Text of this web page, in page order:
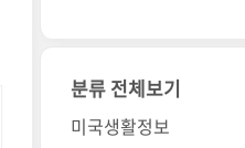
분류 전체보기
미국생활정보